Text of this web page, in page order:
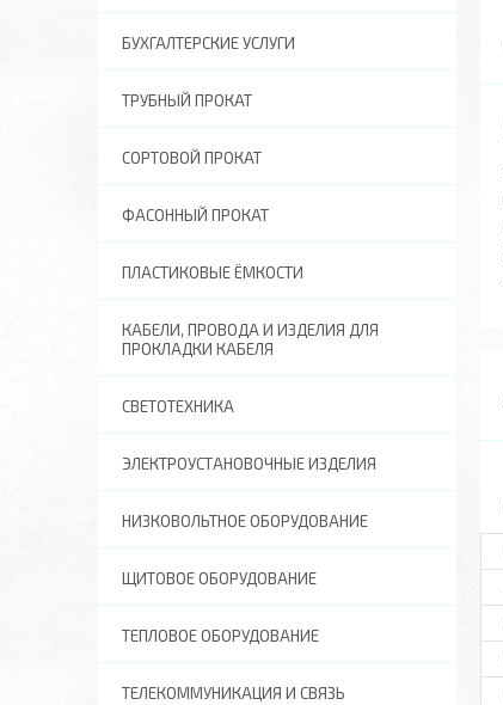
БУХГАЛТЕРСКИЕ УСЛУГИ
ТРУБНЫЙ ПРОКАТ
СОРТОВОЙ ПРОКАТ
ФАСОННЫЙ ПРОКАТ
ПЛАСТИКОВЫЕ ЁМКОСТИ
КАБЕЛИ, ПРОВОДА И ИЗДЕЛИЯ ДЛЯ
ПРОКЛАДКИ КАБЕЛЯ
СВЕТОТЕХНИКА
ЭЛЕКТРОУСТАНОВОЧНЫЕ ИЗДЕЛИЯ
НИЗКОВОЛЬТНОЕ ОБОРУДОВАНИЕ
ЩИТОВОЕ ОБОРУДОВАНИЕ
ТЕПЛОВОЕ ОБОРУДОВАНИЕ
ТЕЛЕКОММУНИКАЦИЯ И СВЯЗЬ